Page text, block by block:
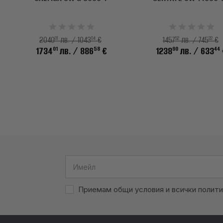
204001лв. / 104304€
173401 лв./ 88658 €
145752лв. / 74522€
123890 лв./ 63344
Приемам общи условия и всички